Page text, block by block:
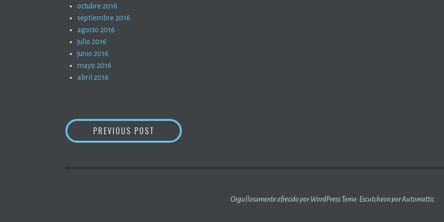
octubre 2016
septiembre 2016
agosto 2016
julio 2016
junio 2016
mayo 2016
abril 2016
NAVEGACIÓN
PREVIOUS POST INGENIERAS (3)
Orgullosamente ofrecido por WordPress Tema: Escutcheon porAutomattic.